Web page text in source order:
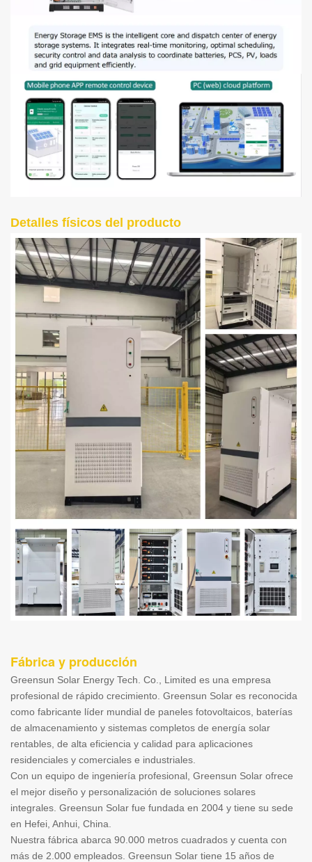
Detalles físicos del producto
Fábrica y producción
Greensun Solar Energy Tech. Co., Limited es una empresa
profesional de rápido crecimiento. Greensun Solar es reconocida
como fabricante líder mundial de paneles fotovoltaicos, baterías
de almacenamiento y sistemas completos de energía solar
rentables, de alta eficiencia y calidad para aplicaciones
residenciales y comerciales e industriales.
Con un equipo de ingeniería profesional, Greensun Solar ofrece
el mejor diseño y personalización de soluciones solares
integrales. Greensun Solar fue fundada en 2004 y tiene su sede
en Hefei, Anhui, China.
Nuestra fábrica abarca 90.000 metros cuadrados y cuenta con
más de 2.000 empleados. Greensun Solar tiene 15 años de